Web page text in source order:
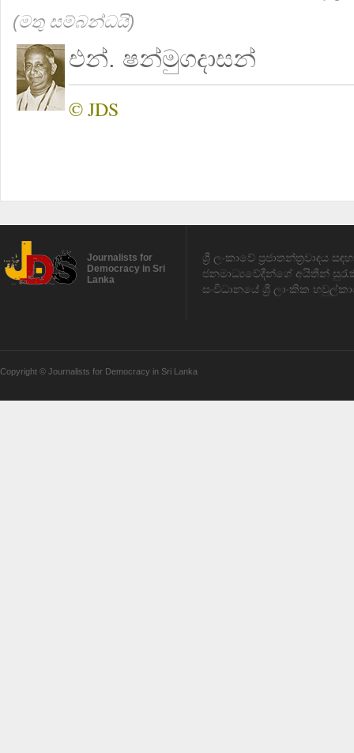
(මතු සම්බන්ධයි)
එන්. ෂන්මුගදාසන්
© JDS
Journalists for
Democracy in Sri
Lanka
ශ්‍රී ලංකාවේ ප්‍රජාතන්ත්‍රවාදය
ජනමාධ්‍යවේදීන්ගේ අයිතීන්
සංවිධානයේ ශ්‍රී ලාංකික
Copyright © Journalists for Democracy in Sri Lanka